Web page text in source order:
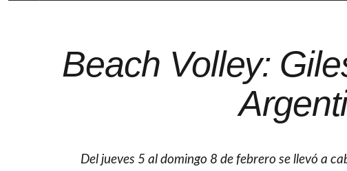
Beach Volley:
Del jueves 5 al domingo 8 de febrero se llevó a